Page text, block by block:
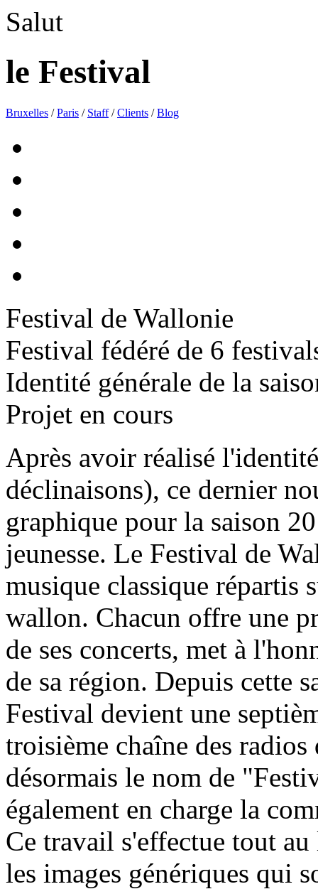
Salut
le Festival
Bruxelles /Paris / Staff/Clients /Blog
Festival de Wallonie
Festival fédéré de 6
Identité générale de la
Projet en cours
Après avoir réalisé
déclinaisons), ce dernier
graphique pour la saison
jeunesse. Le Festival de
musique classique répartis
wallon. Chacun offre une
de ses concerts, met à
de sa région. Depuis cette
Festival devient une
troisième chaîne des
désormais le nom de
également en charge la
Ce travail s'effectue tout
les images génériques qui